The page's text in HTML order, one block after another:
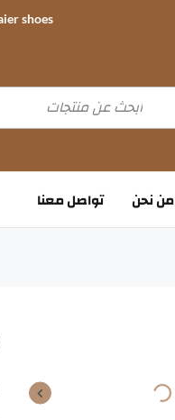
shoes
من نحن تواصل معنا